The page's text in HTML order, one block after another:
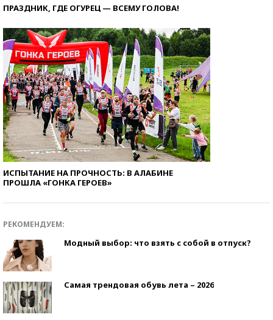
ПРАЗДНИК, ГДЕ ОГУРЕЦ — ВСЕМУ ГОЛОВА!
ИСПЫТАНИЕ НА ПРОЧНОСТЬ: В АЛАБИНЕ
ПРОШЛА «ГОНКА ГЕРОЕВ»
РЕКОМЕНДУЕМ:
Модный выбор: что взять с собой в отпуск?
Самая трендовая обувь лета – 2026